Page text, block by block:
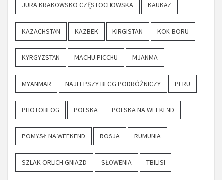
JURA KRAKOWSKO CZĘSTOCHOWSKA KAUKAZ
KAZACHSTAN KAZBEK KIRGISTAN KOK-BORU
KYRGYZSTAN MACHU PICCHU MJANMA
MYANMAR NAJLEPSZY BLOG PODRÓŻNICZY PERU
PHOTOBLOG POLSKA POLSKA NA WEEKEND
POMYSŁ NA WEEKEND ROSJA RUMUNIA
SZLAK ORLICH GNIAZD SŁOWENIA TBILISI